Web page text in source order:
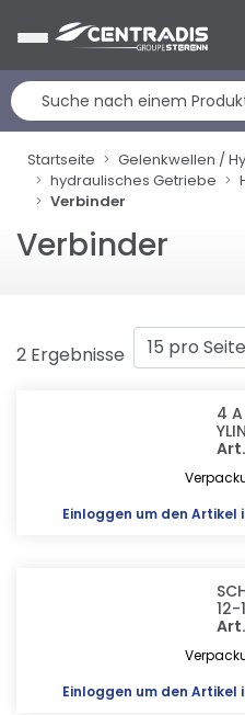
Startseite
Gelenkwellen /
hydraulisches Getriebe
Verbinder
Verbinder
2 Ergebnisse
4 A
Einloggen um den Artikel
12-
Einloggen um den Artikel